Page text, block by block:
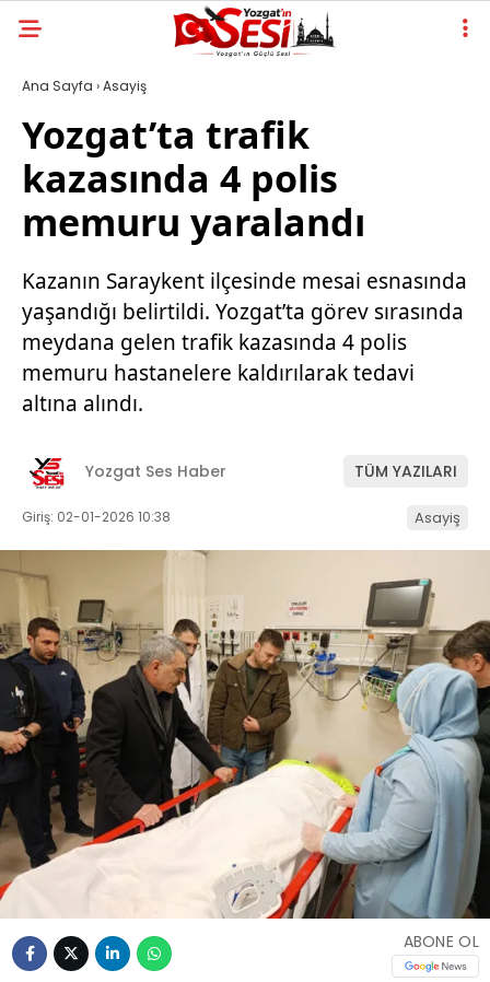
Ana Sayfa ›Asayiş
Yozgat’ta trafik
kazasında 4 polis
memuru yaralandı
Kazanın Saraykent ilçesinde mesai esnasında
yaşandığı belirtildi. Yozgat’ta görev sırasında
meydana gelen trafik kazasında 4 polis
memuru hastanelere kaldırılarak tedavi
altına alındı.
Yozgat Ses Haber TÜM YAZILARI
Giriş: 02-01-2026 10:38 Asayiş
ABONE OL